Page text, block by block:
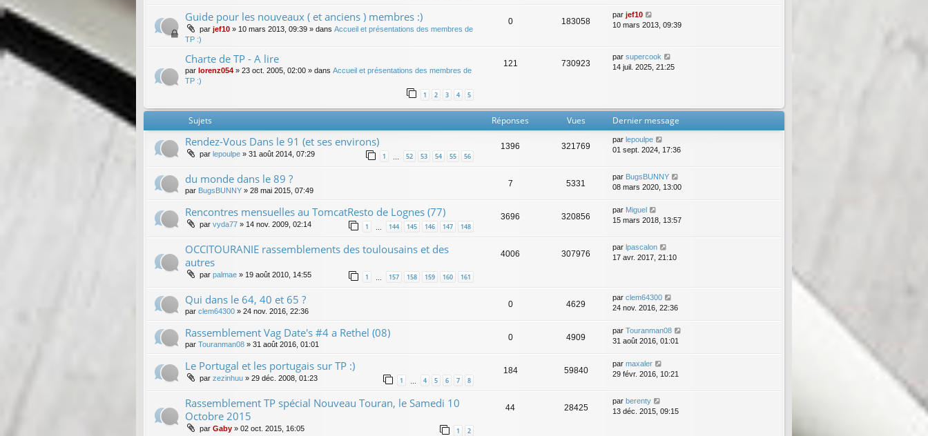
Guide pour les nouveaux ( et anciens ) membres :)
par jef10 » 10 mars 2013, 09:39 » dans Accueil et présentations des membres de
TP :)
0 183058
par jef10
10 mars 2013, 09:39
Charte de TP - A lire
par lorenz054 » 23 oct. 2005, 02:00 » dans Accueil et présentations des membres de
TP :)
1 2 3 4 5
121 730923
par supercook
14 juil. 2025, 21:25
Sujets Réponses Vues Dernier message
Rendez-Vous Dans le 91 (et ses environs)
par lepoulpe » 31 août 2014, 07:29 1 52 53 54 55 56
1396 321769
par lepoulpe
01 sept. 2024, 17:36
du monde dans le 89 ?
par BugsBUNNY » 28 mai 2015, 07:49
7 5331
par BugsBUNNY
08 mars 2020, 13:00
Rencontres mensuelles au TomcatResto de Lognes (77)
par vyda77 » 14 nov. 2009, 02:14 1 144 145 146 147 148
3696 320856
par Miguel
15 mars 2018, 13:57
OCCITOURANIE rassemblements des toulousains et des
autres
par palmae » 19 août 2010, 14:55 1 157 158 159 160 161
4006 307976
par lpascalon
17 avr. 2017, 21:10
Qui dans le 64, 40 et 65 ?
par clem64300 » 24 nov. 2016, 22:36
0 4629
par clem64300
24 nov. 2016, 22:36
Rassemblement Vag Date's #4 a Rethel (08)
par Touranman08 » 31 août 2016, 01:01
0 4909
par Touranman08
31 août 2016, 01:01
Le Portugal et les portugais sur TP :)
par zezinhuu » 29 déc. 2008, 01:23 1 4 5 6 7 8
184 59840
par maxaler
29 févr. 2016, 10:21
Rassemblement TP spécial Nouveau Touran, le Samedi 10
Octobre 2015
par Gaby » 02 oct. 2015, 16:05 1 2
44 28425
par berenty
13 déc. 2015, 09:15